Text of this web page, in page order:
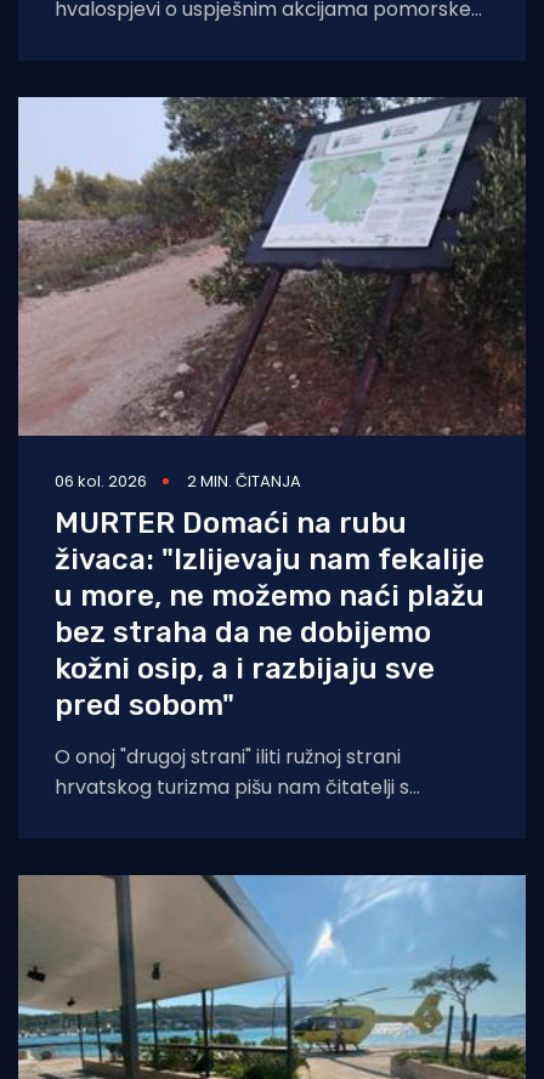
hvalospjevi o uspješnim akcijama pomorske
06 kol. 2026 2 MIN. ČITANJA
MURTER Domaći na rubu
živaca: "Izlijevaju nam fekalije
u more, ne možemo naći plažu
bez straha da ne dobijemo
kožni osip, a i razbijaju sve
pred sobom"
O onoj "drugoj strani" iliti ružnoj strani
hrvatskog turizma pišu nam čitatelji s